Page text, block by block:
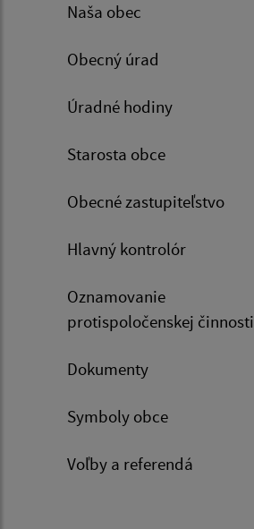
Naša obec
Obecný úrad
Úradné hodiny
Starosta obce
Obecné zastupiteľstvo
Hlavný kontrolór
Oznamovanie
protispoločenskej činnosti
Dokumenty
Symboly obce
Voľby a referendá